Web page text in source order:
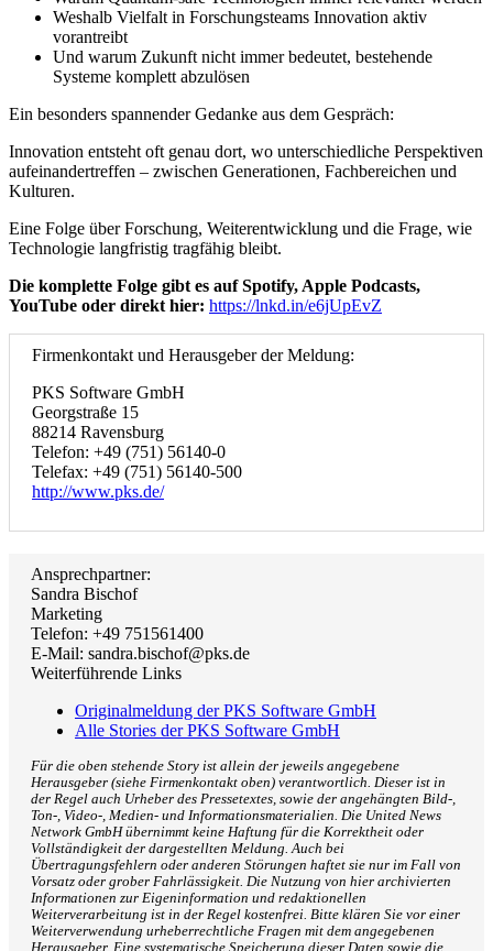
Weshalb Vielfalt in Forschungsteams Innovation aktiv
vorantreibt
Und warum Zukunft nicht immer bedeutet, bestehende
Systeme komplett abzulösen
Ein besonders spannender Gedanke aus dem Gespräch:
Innovation entsteht oft genau dort, wo unterschiedliche Perspektiven
aufeinandertreffen – zwischen Generationen, Fachbereichen und
Kulturen.
Eine Folge über Forschung, Weiterentwicklung und die Frage, wie
Technologie langfristig tragfähig bleibt.
Die komplette Folge gibt es auf Spotify, Apple Podcasts,
YouTube oder direkt hier: https://lnkd.in/e6jUpEvZ
Firmenkontakt und Herausgeber der Meldung:
PKS Software GmbH
Georgstraße 15
88214 Ravensburg
Telefon: +49 (751) 56140-0
Telefax: +49 (751) 56140-500
http://www.pks.de/
Ansprechpartner:
Sandra Bischof
Marketing
Telefon: +49 751561400
E-Mail: sandra.bischof@pks.de
Weiterführende Links
Originalmeldung der PKS Software GmbH
Alle Stories der PKS Software GmbH
Für die oben stehende Story ist allein der jeweils angegebene
Herausgeber (siehe Firmenkontakt oben) verantwortlich. Dieser ist in
der Regel auch Urheber des Pressetextes, sowie der angehängten Bild-,
Ton-, Video-, Medien- und Informationsmaterialien. Die United News
Network GmbH übernimmt keine Haftung für die Korrektheit oder
Vollständigkeit der dargestellten Meldung. Auch bei
Übertragungsfehlern oder anderen Störungen haftet sie nur im Fall von
Vorsatz oder grober Fahrlässigkeit. Die Nutzung von hier archivierten
Informationen zur Eigeninformation und redaktionellen
Weiterverarbeitung ist in der Regel kostenfrei. Bitte klären Sie vor einer
Weiterverwendung urheberrechtliche Fragen mit dem angegebenen
Herausgeber. Eine systematische Speicherung dieser Daten sowie die